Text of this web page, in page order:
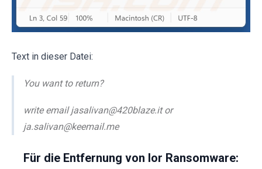
Text in dieser Datei:
You want to return?
write email jasalivan@420blaze.it or
ja.salivan@keemail.me
Für die Entfernung von Ior Ransomware: